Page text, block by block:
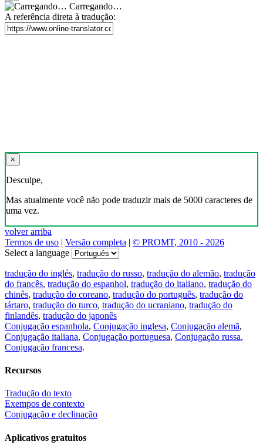
Carregando…
A referência direta à tradução:
×
Desculpe,
Mas atualmente você não pode traduzir mais de 5000 caracteres de
uma vez.
volver arriba
Termos de uso | Versão completa | © PROMT, 2010 - 2026
Select a language
tradução do inglés, tradução do russo, tradução do alemão, tradução
do francês, tradução do espanhol, tradução do italiano, tradução do
chinês, tradução do coreano, tradução do português, tradução do
tártaro, tradução do turco, tradução do ucraniano, tradução do
finlandês, tradução do japonês
Conjugação espanhola, Conjugação inglesa, Conjugação alemã,
Conjugação italiana, Conjugação portuguesa, Conjugação russa,
Conjugação francesa.
Recursos
Tradução do texto
Exempos de contexto
Conjugação e declinação
Aplicativos gratuitos